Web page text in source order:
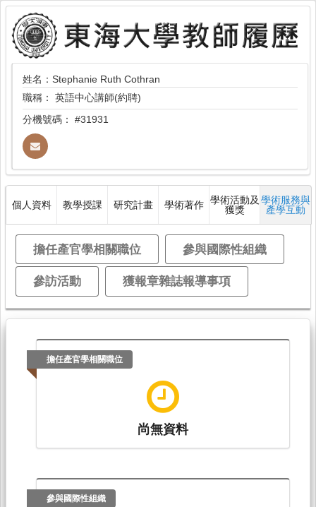
姓名：Stephanie Ruth Cothran
職稱： 英語中心講師(約聘)
分機號碼： #31931
個人資料 教學授課 研究計畫 學術著作 學術活動及
獲獎
學術服務與
產學互動
擔任產官學相關職位 參與國際性組織
參訪活動 獲報章雜誌報導事項
擔任產官學相關職位
尚無資料
參與國際性組織